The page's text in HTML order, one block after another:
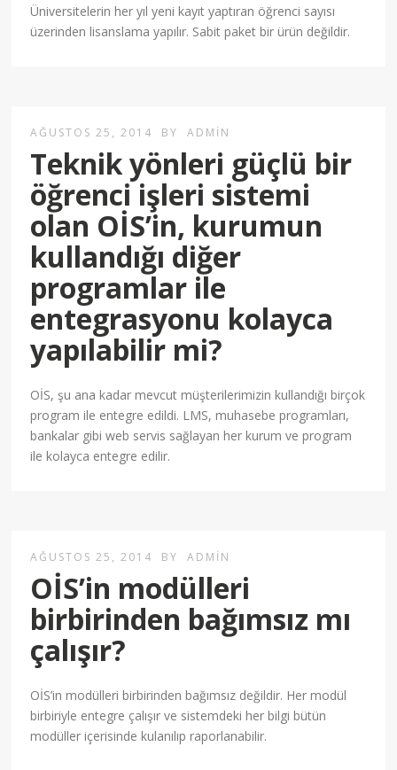
Üniversitelerin her yıl yeni kayıt yaptıran öğrenci sayısı
üzerinden lisanslama yapılır. Sabit paket bir ürün değildir.
AĞUSTOS 25, 2014 BY ADMIN
Teknik yönleri güçlü bir
öğrenci işleri sistemi
olan OİS’in, kurumun
kullandığı diğer
programlar ile
entegrasyonu kolayca
yapılabilir mi?
OİS, şu ana kadar mevcut müşterilerimizin kullandığı birçok
program ile entegre edildi. LMS, muhasebe programları,
bankalar gibi web servis sağlayan her kurum ve program
ile kolayca entegre edilir.
AĞUSTOS 25, 2014 BY ADMIN
OİS’in modülleri
birbirinden bağımsız mı
çalışır?
OİS’in modülleri birbirinden bağımsız değildir. Her modül
birbiriyle entegre çalışır ve sistemdeki her bilgi bütün
modüller içerisinde kulanılıp raporlanabilir.